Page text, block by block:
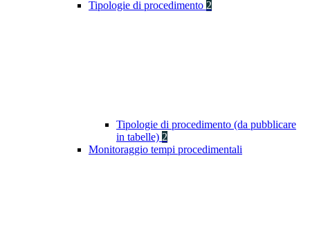
Tipologie di procedimento 2
Tipologie di procedimento (da pubblicare
in tabelle) 2
Monitoraggio tempi procedimentali